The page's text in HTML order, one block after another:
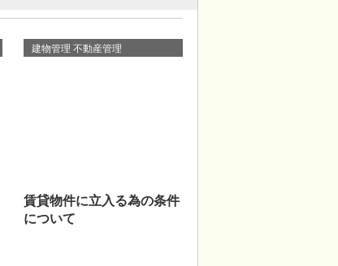
建物管理 不動産管理
賃貸物件に立入る為の条件
について